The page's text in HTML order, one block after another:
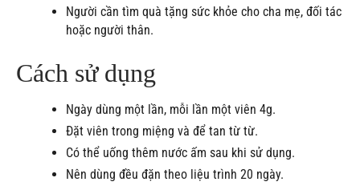
Người cần tìm quà tặng sức khỏe cho cha mẹ, đối tác
hoặc người thân.
Cách sử dụng
Ngày dùng một lần, mỗi lần một viên 4g.
Đặt viên trong miệng và để tan từ từ.
Có thể uống thêm nước ấm sau khi sử dụng.
Nên dùng đều đặn theo liệu trình 20 ngày.